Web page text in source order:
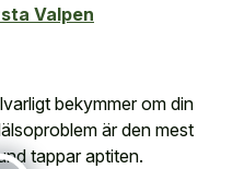
Valpen
bekymmer om din
är den mest
tappar aptiten.